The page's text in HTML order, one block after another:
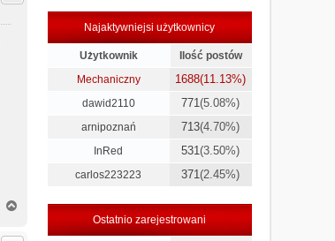
g
Najaktywniejsi użytkownicy
Użytkownik
Ilość postów
Mechaniczny
1688(11.13%)
dawid2110 771(5.08%)
arnipoznań 713(4.70%)
InRed 531(3.50%)
carlos223223 371(2.45%)
Ostatnio zarejestrowani